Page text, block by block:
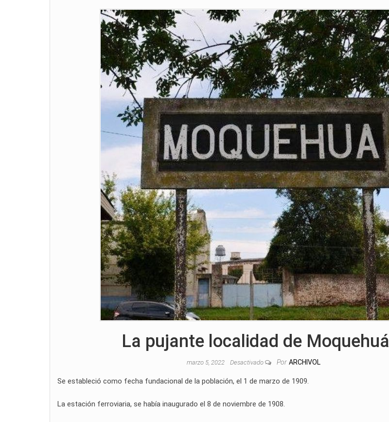
La pujante localidad de Moquehuá
marzo 5, 2022 Desactivado Por ARCHIVOL
Se estableció como fecha fundacional de la población, el 1 de marzo de 1909.
La estación ferroviaria, se había inaugurado el 8 de noviembre de 1908.